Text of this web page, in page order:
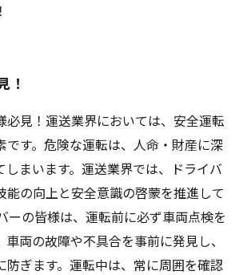
！
必見！運送業界においては、安全運転
です。危険な運転は、人命・財産に深
しまいます。運送業界では、ドライバ
能の向上と安全意識の啓蒙を推進して
ーの皆様は、運転前に必ず車両点検を
両の故障や不具合を事前に発見し、
防ぎます。運転中は、常に周囲を確認